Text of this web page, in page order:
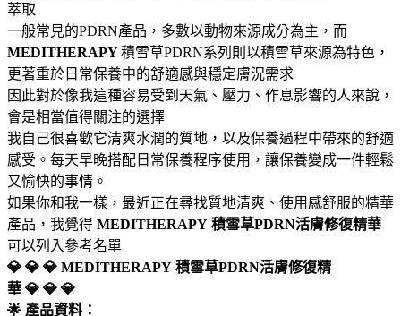
萃取
一般常見的PDRN產品，多數以動物來源成分為主，而
MEDITHERAPY積雪草PDRN系列則以積雪草來源為特色，
更著重於日常保養中的舒適感與穩定膚況需求
因此對於像我這種容易受到天氣、壓力、作息影響的人來說，
會是相當值得關注的選擇
我自己很喜歡它清爽水潤的質地，以及保養過程中帶來的舒適
感受。每天早晚搭配日常保養程序使用，讓保養變成一件輕鬆
又愉快的事情。
如果你和我一樣，最近正在尋找質地清爽、使用感舒服的精華
產品，我覺得 MEDITHERAPY 積雪草PDRN活膚修復精華
可以列入參考名單
💎 💎 💎 MEDITHERAPY 積雪草PDRN活膚修復精
華 💎 💎 💎
🌟 產品資料：